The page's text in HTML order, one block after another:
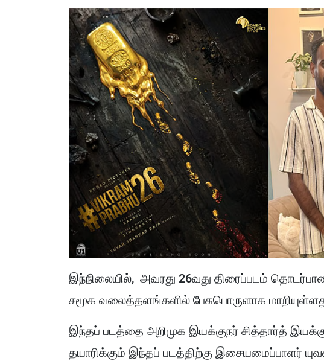
இந்நிலையில், அவரது 26வது திரைப்படம் தொடர்பான
சமூக வலைத்தளங்களில் பேசுபொருளாக
இந்தப் படத்தை அறிமுக இயக்குநர் சித்தார்த்
தயாரிக்கும் இந்தப் படத்திற்கு இசையமைப்பாளர்